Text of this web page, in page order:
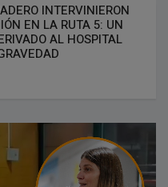
INTERVINIERON
EN LA RUTA 5: UN
AL HOSPITAL